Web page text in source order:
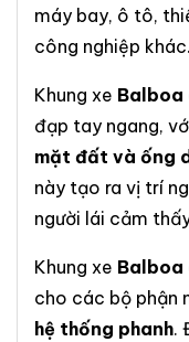
máy bay, ô tô,
công nghiệp khác.
Khung xe Balboa
đạp tay ngang,
mặt đất và ống
này tạo ra vị trí
người lái cảm
Khung xe Balboa
cho các bộ phận
hệ thống phanh.